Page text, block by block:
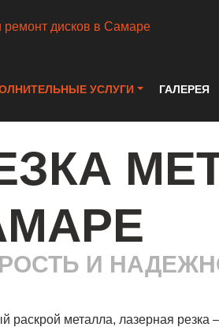
УСЛУГИ ГАЛЕРЕЯ
И
раскрой металла, лазерная резка